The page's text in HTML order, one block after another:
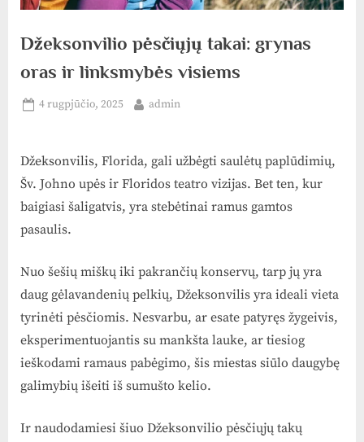
Džeksonvilio pėsčiųjų takai: grynas
oras ir linksmybės visiems
Posted
4 rugpjūčio, 2025 By
admin
Džeksonvilis, Florida, gali užbėgti saulėtų paplūdimių,
Šv. Johno upės ir Floridos teatro vizijas. Bet ten, kur
baigiasi šaligatvis, yra stebėtinai ramus gamtos
pasaulis.
Nuo šešių miškų iki pakrančių konservų, tarp jų yra
daug gėlavandenių pelkių, Džeksonvilis yra ideali vieta
tyrinėti pėsčiomis. Nesvarbu, ar esate patyręs žygeivis,
eksperimentuojantis su mankšta lauke, ar tiesiog
ieškodami ramaus pabėgimo, šis miestas siūlo daugybę
galimybių išeiti iš sumušto kelio.
Ir naudodamiesi šiuo Džeksonvilio pėsčiųjų takų